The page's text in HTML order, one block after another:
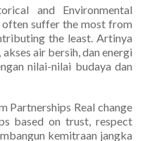
and Environmental
often suffer the most from
the least. Artinya
air bersih, dan energi
nilai-nilai budaya dan
Partnerships Real change
based on trust, respect
kemitraan jangka